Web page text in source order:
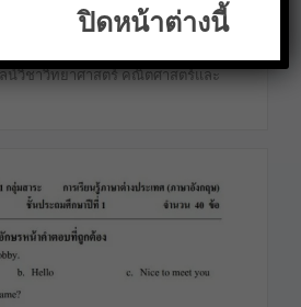
กคุณครูและนักเรียนค่ะ project14
ชา วิทยาศาสตร์ คณิตศาสตร์ และ
น์วิชาวิทยาศาสตร์ คณิตศาสตร์และ
ปิดหน้าต่างนี้